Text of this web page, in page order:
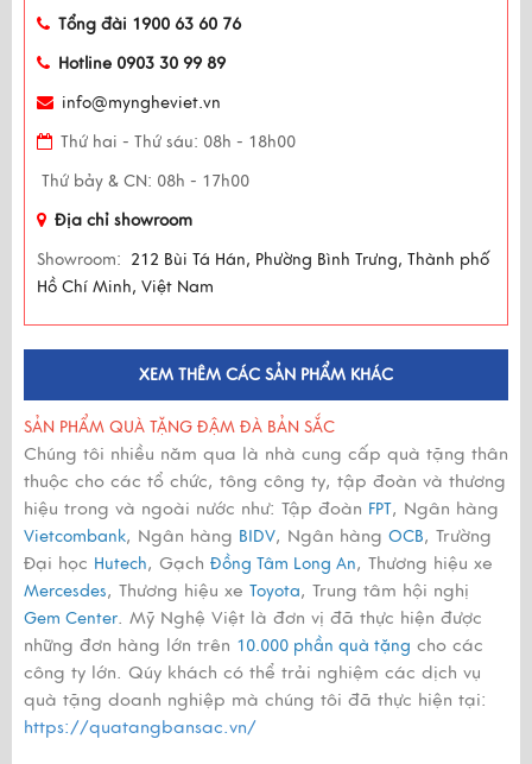
Tổng đài 1900 63 60 76
Hotline 0903 30 99 89
info@myngheviet.vn
Thứ hai - Thứ sáu: 08h - 18h00
Thứ bảy & CN: 08h - 17h00
Địa chỉ showroom
Showroom: 212 Bùi Tá Hán, Phường Bình Trưng, Thành phố
Hồ Chí Minh, Việt Nam
XEM THÊM CÁC SẢN PHẨM KHÁC
SẢN PHẨM QUÀ TẶNG ĐẬM ĐÀ BẢN SẮC
Chúng tôi nhiều năm qua là nhà cung cấp quà tặng thân
thuộc cho các tổ chức, tông công ty, tập đoàn và thương
hiệu trong và ngoài nước như: Tập đoàn FPT, Ngân hàng
Vietcombank, Ngân hàng BIDV, Ngân hàng OCB, Trường
Đại học Hutech, Gạch Đồng Tâm Long An, Thương hiệu xe
Mercesdes, Thương hiệu xe Toyota, Trung tâm hội nghị
Gem Center. Mỹ Nghệ Việt là đơn vị đã thực hiện được
những đơn hàng lớn trên 10.000 phần quà tặng cho các
công ty lớn. Qúy khách có thể trải nghiệm các dịch vụ
quà tặng doanh nghiệp mà chúng tôi đã thực hiện tại:
https://quatangbansac.vn/